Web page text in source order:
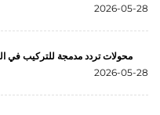
2026-05-28
محولات تردد مدمجة للتركيب في
2026-05-28